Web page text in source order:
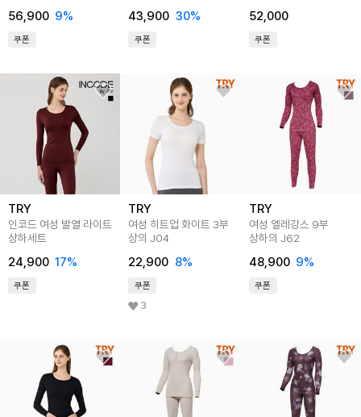
56,900 9%
쿠폰
43,900 30%
쿠폰
52,000
쿠폰
TRY
인코드 여성 발열 라이트
상하세트
24,900 17%
쿠폰
TRY
여성 히트업 화이트 3부
상의 J04
22,900 8%
쿠폰
3
TRY
여성 엘레강스 9부
상하의 J62
48,900 9%
쿠폰